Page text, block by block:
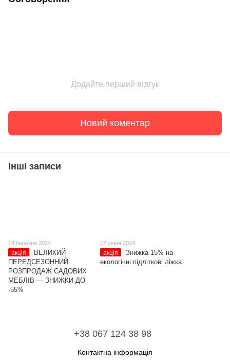
Додайте перший відгук
Новий коментар
Інші записи
14 березня 2024
акція
ВЕЛИКИЙ
ПЕРЕДСЕЗОННИЙ
РОЗПРОДАЖ САДОВИХ
МЕБЛІВ — ЗНИЖКИ ДО
-55%
12 січня 2024
акція
Знижка 15% на
екологічні підліткові ліжка
+38 067 124 38 98
Контактна інформація